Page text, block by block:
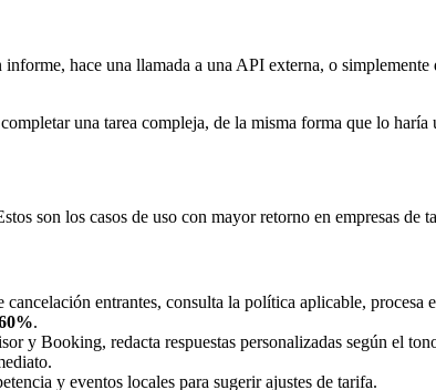
hace una llamada a una API externa, o
una tarea compleja, de la misma forma que lo haría
son los casos de uso con mayor retorno en empresas de
cancelación entrantes, consulta la política aplicable,
.
y Booking, redacta respuestas personalizadas según el
y eventos locales para sugerir ajustes de tarifa.